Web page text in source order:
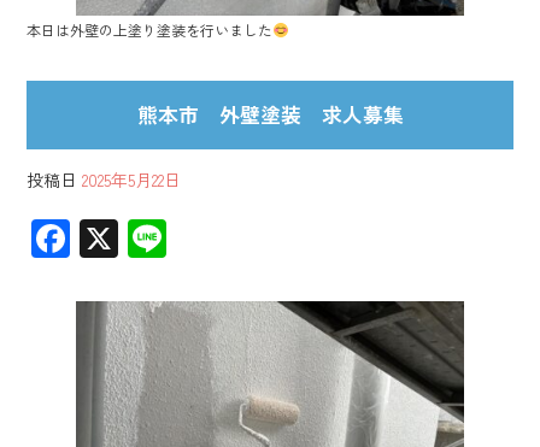
本日は外壁の上塗り塗装を行いました
熊本市 外壁塗装 求人募集
投稿日 2025年5月22日
F
e
ok
X